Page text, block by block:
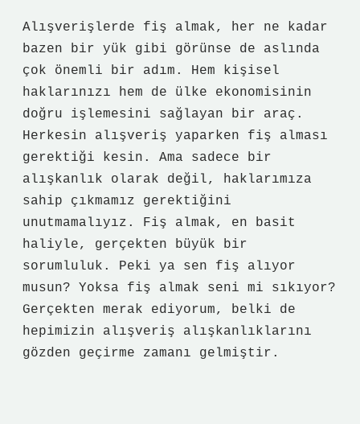
Alışverişlerde fiş almak, her ne kadar
bazen bir yük gibi görünse de aslında
çok önemli bir adım. Hem kişisel
haklarınızı hem de ülke ekonomisinin
doğru işlemesini sağlayan bir araç.
Herkesin alışveriş yaparken fiş alması
gerektiği kesin. Ama sadece bir
alışkanlık olarak değil, haklarımıza
sahip çıkmamız gerektiğini
unutmamalıyız. Fiş almak, en basit
haliyle, gerçekten büyük bir
sorumluluk. Peki ya sen fiş alıyor
musun? Yoksa fiş almak seni mi sıkıyor?
Gerçekten merak ediyorum, belki de
hepimizin alışveriş alışkanlıklarını
gözden geçirme zamanı gelmiştir.